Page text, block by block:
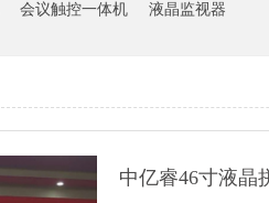
会议触控一体机 液晶监视器